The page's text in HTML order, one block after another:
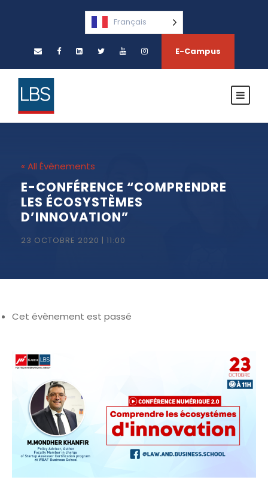
Français
E-Campus
« All Évènements
E-CONFÉRENCE “COMPRENDRE
LES ÉCOSYSTÈMES
D’INNOVATION”
23 OCTOBRE 2020 | 11:00
Cet évènement est passé